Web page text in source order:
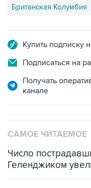
Британская Колумбия
Купить подписку
Подписаться на
Получать
канале
САМОЕ ЧИТАЕМОЕ
Число
Геленджиком